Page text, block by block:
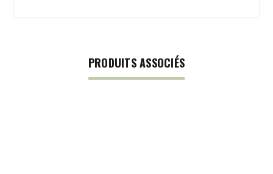
PRODUITS ASSOCIÉS